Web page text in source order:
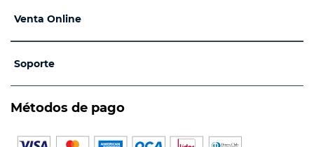
Venta Online
Soporte
Métodos de pago